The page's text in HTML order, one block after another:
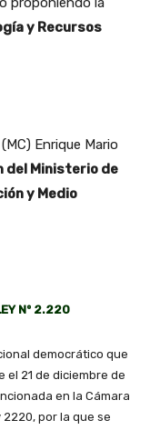
y Recursos
Enrique Mario
del Ministerio de
y Medio
Nº 2.220
democrático que
el 21 de diciembre de
en la Cámara
por la que se